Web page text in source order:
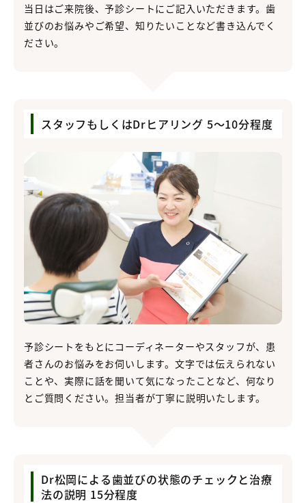
当日はご来院後、予診シートにご記入いただきます。歯
並びのお悩みやご希望、知りたいことなど書き込んでく
ださい。
スタッフもしくはDrヒアリング 5～10分程度
予診シートをもとにコーディネーターやスタッフが、患
者さんのお悩みをお伺いします。文字では伝えられない
ことや、実際に話を聞いて気になったことなど、何なり
とご質問ください。担当者が丁寧に説明いたします。
Dr松岡による歯並びの状態のチェックと治療
法の説明 15分程度